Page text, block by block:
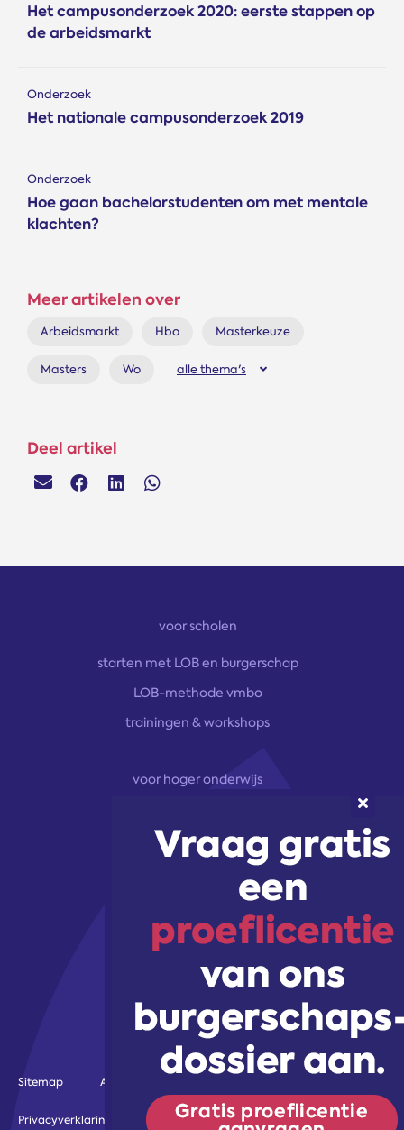
Het campusonderzoek 2020: eerste stappen op
de arbeidsmarkt
Onderzoek
Het nationale campus­onderzoek 2019
Onderzoek
Hoe gaan bachelorstudenten om met mentale
klachten?
Meer artikelen over
Arbeidsmarkt Hbo Masterkeuze
Masters Wo alle thema's
Deel artikel
voor scholen
starten met LOB en burgerschap
LOB-methode vmbo
trainingen & workshops
voor hoger onderwijs
marketingoplossingen
trainingen & workshops
Volg ons!
Sitemap Algemene voorwaarden
Privacyverklaring